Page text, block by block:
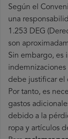
Según el
una
1.253 DEG
son
Sin embargo, es
indemnizaciones
debe justificar el
Por tanto, es
gastos
debido a la
ropa y artículos